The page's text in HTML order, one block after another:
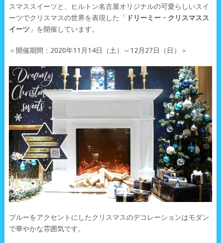
スマススイーツと、ヒルトン名古屋オリジナルの可愛らしいスイ
ーツでクリスマスの世界を表現した「
ドリーミー・クリスマスス
イーツ 」を開催しています。
＜開催期間：2020年11月14日（土）～12月27日（日）＞
ブルーをアクセントにしたクリスマスのデコレーションはモダン
で華やかな雰囲気です。